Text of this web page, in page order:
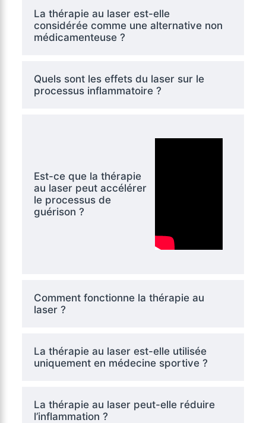
La thérapie au laser est-elle
considérée comme une alternative non
médicamenteuse ?
Quels sont les effets du laser sur le
processus inflammatoire ?
Est-ce que la thérapie
au laser peut accélérer
le processus de
guérison ?
Comment fonctionne la thérapie au
laser ?
La thérapie au laser est-elle utilisée
uniquement en médecine sportive ?
La thérapie au laser peut-elle réduire
l’inflammation ?